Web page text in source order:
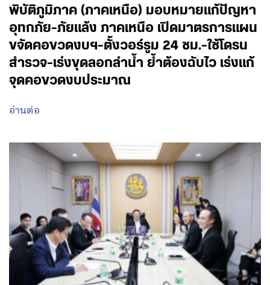
พิบัติภูมิภาค (ภาคเหนือ) มอบหมายแก้ปัญหา
อุทกภัย-ภัยแล้ง ภาคเหนือ เปิดมาตรการแผน
ขจัดคอขวดงบฯ-ตั้งวอร์รูม 24 ชม.-ใช้โดรน
สำรวจ-เร่งขุดลอกลำน้ำ ย้ำต้องฉับไว เร่งแก้
จุดคอขวดงบประมาณ
อ่านต่อ